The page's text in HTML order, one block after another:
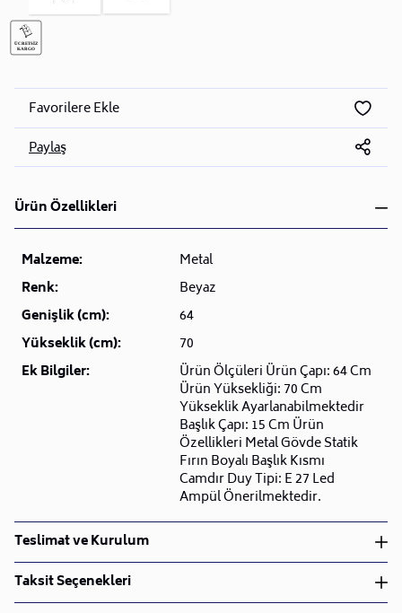
Favorilere Ekle
Paylaş
Ürün Özellikleri
Malzeme:
Metal
Renk:
Beyaz
Genişlik (cm):
64
Yükseklik (cm):
70
Ek Bilgiler:
Ürün Ölçüleri Ürün Çapı: 64 Cm
Ürün Yüksekliği: 70 Cm
Yükseklik Ayarlanabilmektedir
Başlık Çapı: 15 Cm Ürün
Özellikleri Metal Gövde Statik
Fırın Boyalı Başlık Kısmı
Camdır Duy Tipi: E 27 Led
Ampül Önerilmektedir.
Teslimat ve Kurulum
Teslimat ve Kurulum
• Siparişlerinizi aldıktan sonra en kısa sürede işleme
Taksit Seçenekleri